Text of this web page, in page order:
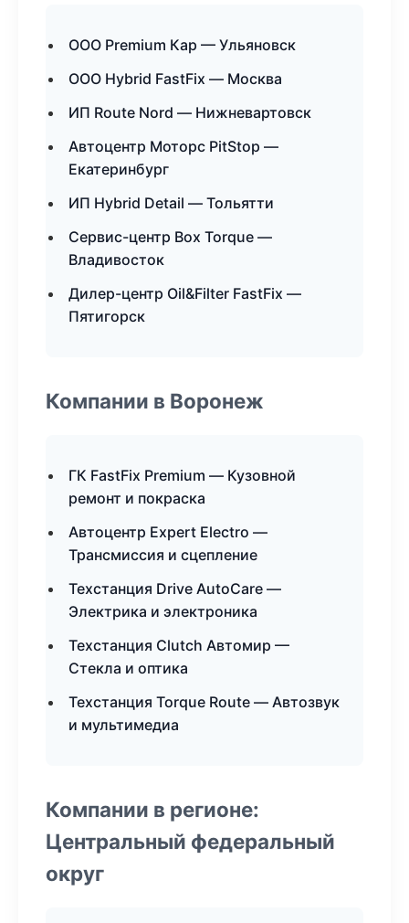
ООО Premium Кар — Ульяновск
ООО Hybrid FastFix — Москва
ИП Route Nord — Нижневартовск
Автоцентр Моторс PitStop —
Екатеринбург
ИП Hybrid Detail — Тольятти
Сервис-центр Box Torque —
Владивосток
Дилер-центр Oil&Filter FastFix —
Пятигорск
Компании в Воронеж
ГК FastFix Premium — Кузовной
ремонт и покраска
Автоцентр Expert Electro —
Трансмиссия и сцепление
Техстанция Drive AutoCare —
Электрика и электроника
Техстанция Clutch Автомир —
Стекла и оптика
Техстанция Torque Route — Автозвук
и мультимедиа
Компании в регионе:
Центральный федеральный
округ